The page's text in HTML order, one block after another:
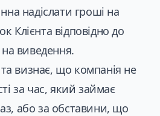
надіслати гроші на
Клієнта відповідно до
на виведення.
та визнає, що компанія не
за час, який займає
або за обставини, що